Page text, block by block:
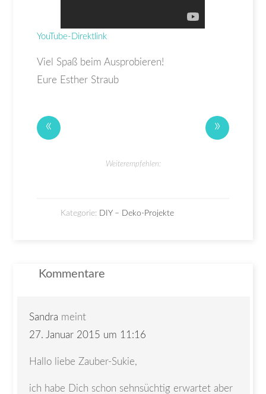
YouTube-Direktlink
Viel Spaß beim Ausprobieren!
Eure Esther Straub
« »
Weiterempfehlen:
Kategorie: DIY – Deko-Projekte
Kommentare
Sandra meint
27. Januar 2015 um 11:16
Hallo liebe Zauber-Sukie,
ich habe Dich schon sehnsüchtig erwartet aber